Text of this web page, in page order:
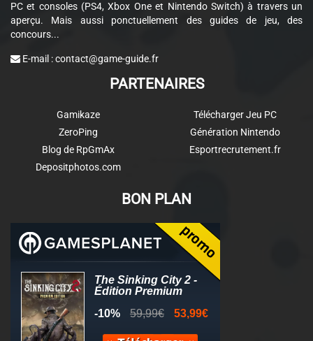
PC et consoles (PS4, Xbox One et Nintendo Switch) à travers un
aperçu. Mais aussi ponctuellement des guides de jeu, des
concours...
E-mail :contact@game-guide.fr
PARTENAIRES
Gamikaze
ZeroPing
Blog de RpGmAx
Depositphotos.com
Télécharger Jeu PC
Génération Nintendo
Esportrecrutement.fr
BON PLAN